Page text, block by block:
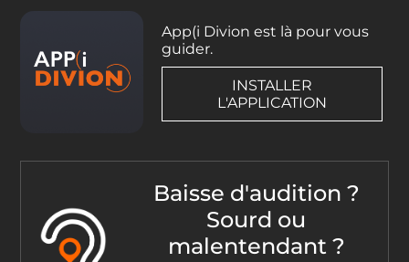
App(i Divion est là pour vous
guider.
INSTALLER
L'APPLICATION
Baisse d'audition ?
Sourd ou
malentendant ?